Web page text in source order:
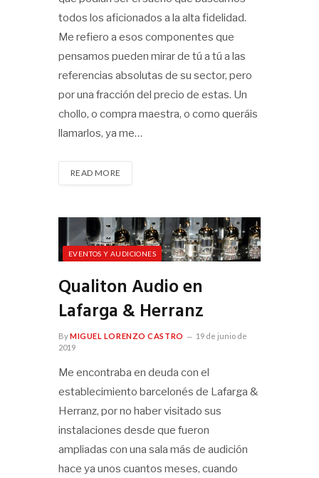
todos los aficionados a la alta fidelidad.
Me refiero a esos componentes que
pensamos pueden mirar de tú a tú a las
referencias absolutas de su sector, pero
por una fracción del precio de estas. Un
chollo, o compra maestra, o como queráis
llamarlos, ya me…
READ MORE
EVENTOS Y AUDICIONES
Qualiton Audio en
Lafarga & Herranz
ByMIGUEL LORENZO CASTRO
19 de junio de
2019
Me encontraba en deuda con el
establecimiento barcelonés de Lafarga &
Herranz, por no haber visitado sus
instalaciones desde que fueron
ampliadas con una sala más de audición
hace ya unos cuantos meses, cuando